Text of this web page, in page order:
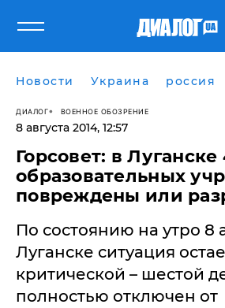
Новости Украина россия
ДИАЛОГ ВОЕННОЕ ОБОЗРЕНИЕ
8 августа 2014, 12:57
Горсовет: в Луганске
образовательных
повреждены или
По состоянию на утро 8
Луганске ситуация
критической – шестой
полностью отключен от